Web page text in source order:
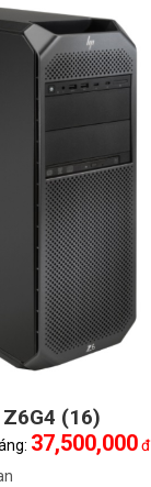
(16)
37,500,000đ